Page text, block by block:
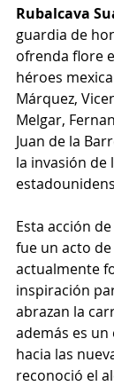
Rubalcava
guardia de
ofrenda flore
héroes
Márquez,
Melgar,
Juan de la
la invasión de
Esta acción
fue un acto
actualmente
inspiración
abrazan la
además es
hacia las
reconoció el